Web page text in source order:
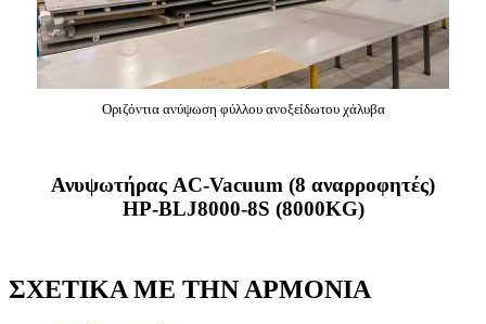
Οριζόντια ανύψωση φύλλου ανοξείδωτου χάλυβα
Ανυψωτήρας AC-Vacuum (8 αναρροφητές)
HP-BLJ8000-8S (8000KG)
ΣΧΕΤΙΚΑ ΜΕ ΤΗΝ ΑΡΜΟΝΙΑ